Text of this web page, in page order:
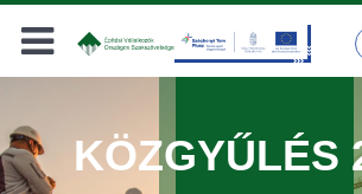
Keresés
KÖZGYŰLÉS